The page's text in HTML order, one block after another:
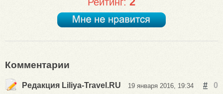
Комментарии
Редакция Liliya-Travel.RU 19 января 2016, 19:34 #
0